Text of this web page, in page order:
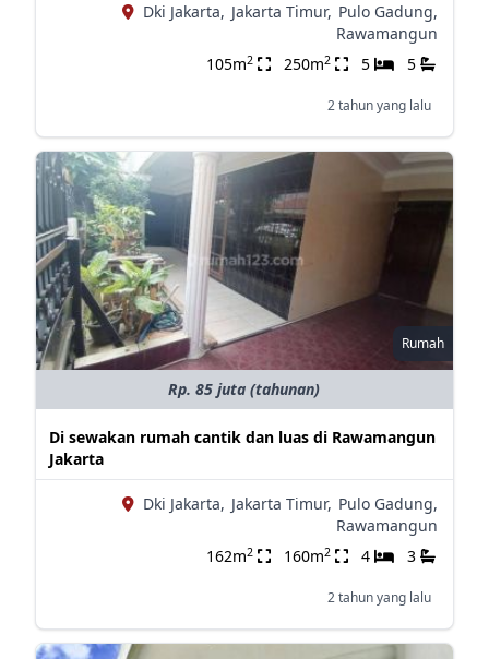
Dki Jakarta, Jakarta Timur, Pulo Gadung,
Rawamangun
105m2 250m2 5 5
2 tahun yang lalu
Rumah
Rp. 85 juta (tahunan)
Di sewakan rumah cantik dan luas di Rawamangun
Jakarta
Dki Jakarta, Jakarta Timur, Pulo Gadung,
Rawamangun
162m2 160m2 4 3
2 tahun yang lalu